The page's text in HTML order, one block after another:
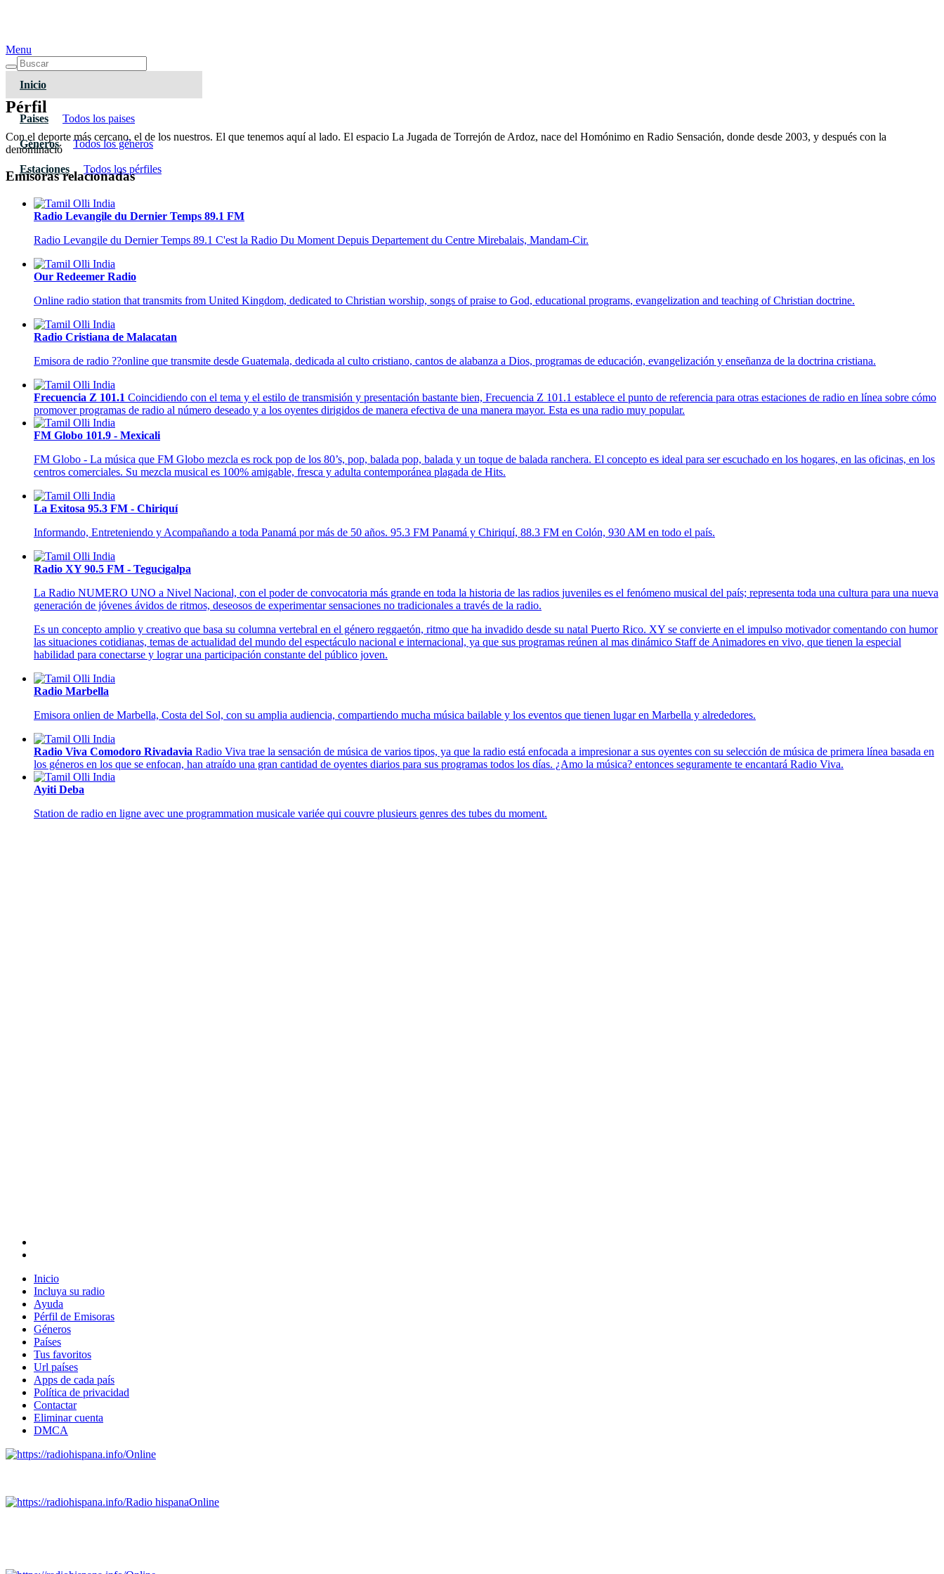
Menu
Inicio
Paises Todos los paises
Géneros Todos los géneros
Estaciones Todos los pérfiles
Pérfil
Con el deporte más cercano, el de los nuestros. El que tenemos aquí al lado. El espacio La Jugada de Torrejón de Ardoz, nace del Homónimo en Radio Sensación, donde desde 2003, y después con la
denominació
Emisoras relacionadas
Radio Levangile du Dernier Temps 89.1 FM
Radio Levangile du Dernier Temps 89.1 C'est la Radio Du Moment Depuis Departement du Centre Mirebalais, Mandam-Cir.
Our Redeemer Radio
Online radio station that transmits from United Kingdom, dedicated to Christian worship, songs of praise to God, educational programs, evangelization and teaching of Christian doctrine.
Radio Cristiana de Malacatan
Emisora de radio ??online que transmite desde Guatemala, dedicada al culto cristiano, cantos de alabanza a Dios, programas de educación, evangelización y enseñanza de la doctrina cristiana.
Frecuencia Z 101.1 Coincidiendo con el tema y el estilo de transmisión y presentación bastante bien, Frecuencia Z 101.1 establece el punto de referencia para otras estaciones de radio en línea sobre cómo
promover programas de radio al número deseado y a los oyentes dirigidos de manera efectiva de una manera mayor. Esta es una radio muy popular.
FM Globo 101.9 - Mexicali
FM Globo - La música que FM Globo mezcla es rock pop de los 80’s, pop, balada pop, balada y un toque de balada ranchera. El concepto es ideal para ser escuchado en los hogares, en las oficinas, en los
centros comerciales. Su mezcla musical es 100% amigable, fresca y adulta contemporánea plagada de Hits.
La Exitosa 95.3 FM - Chiriquí
Informando, Entreteniendo y Acompañando a toda Panamá por más de 50 años. 95.3 FM Panamá y Chiriquí, 88.3 FM en Colón, 930 AM en todo el país.
Radio XY 90.5 FM - Tegucigalpa
La Radio NUMERO UNO a Nivel Nacional, con el poder de convocatoria más grande en toda la historia de las radios juveniles es el fenómeno musical del país; representa toda una cultura para una nueva
generación de jóvenes ávidos de ritmos, deseosos de experimentar sensaciones no tradicionales a través de la radio.
Es un concepto amplio y creativo que basa su columna vertebral en el género reggaetón, ritmo que ha invadido desde su natal Puerto Rico. XY se convierte en el impulso motivador comentando con humor
las situaciones cotidianas, temas de actualidad del mundo del espectáculo nacional e internacional, ya que sus programas reúnen al mas dinámico Staff de Animadores en vivo, que tienen la especial
habilidad para conectarse y lograr una participación constante del público joven.
Radio Marbella
Emisora onlien de Marbella, Costa del Sol, con su amplia audiencia, compartiendo mucha música bailable y los eventos que tienen lugar en Marbella y alrededores.
Radio Viva Comodoro Rivadavia Radio Viva trae la sensación de música de varios tipos, ya que la radio está enfocada a impresionar a sus oyentes con su selección de música de primera línea basada en
los géneros en los que se enfocan, han atraído una gran cantidad de oyentes diarios para sus programas todos los días. ¿Amo la música? entonces seguramente te encantará Radio Viva.
Ayiti Deba
Station de radio en ligne avec une programmation musicale variée qui couvre plusieurs genres des tubes du moment.
Inicio
Incluya su radio
Ayuda
Pérfil de Emisoras
Géneros
Países
Tus favoritos
Url países
Apps de cada país
Política de privacidad
Contactar
Eliminar cuenta
DMCA
Online
Radio hispanaOnline